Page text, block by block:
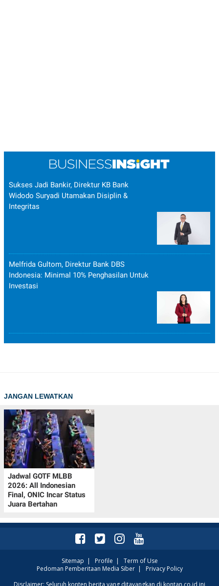
Sukses Jadi Bankir, Direktur KB Bank
Widodo Suryadi Utamakan Disiplin &
Integritas
Melfrida Gultom, Direktur Bank DBS
Indonesia: Minimal 10% Penghasilan Untuk
Investasi
JANGAN LEWATKAN
Jadwal GOTF MLBB
2026: All Indonesian
Final, ONIC Incar Status
Juara Bertahan
Sitemap | Profile | Term of Use
Pedoman Pemberitaan Media Siber| Privacy Policy
Disclaimer: Seluruh konten berita yang ditayangkan di kontan.co.id ini